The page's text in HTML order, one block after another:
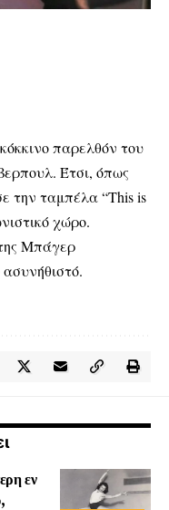
παρελθόν του
Έτσι, όπως
την ταμπέλα “This is
χώρο.
Μπάγερ
εν